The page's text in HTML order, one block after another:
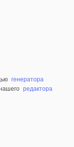
генератора
редактора